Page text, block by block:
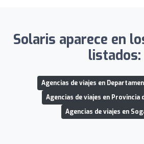
Solaris aparece en
listados:
Agencias de viajes en
Agencias de viajes en Provincia
Agencias de viajes en